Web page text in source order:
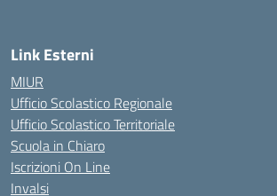
Link Esterni
MIUR
Ufficio Scolastico Regionale
Ufficio Scolastico Territoriale
Scuola in Chiaro
Iscrizioni On Line
Invalsi